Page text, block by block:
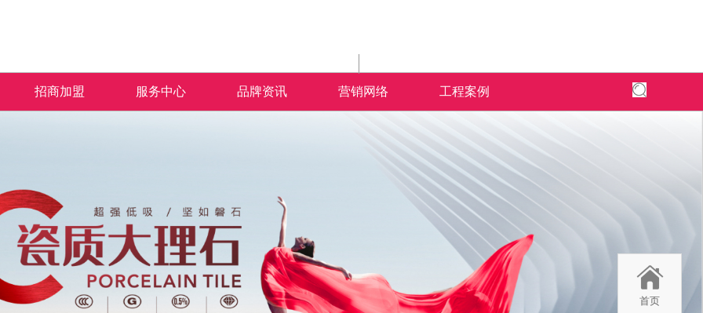
拉杜陶瓷秉承“匠人之心 沉淀于瓷”的品牌
念，以及“百变风格 时尚演绎”的产品理
产品覆盖各种规格的通体大理石、金丝大理
石、生态大理石、双层瓷抛砖、镜面瓷片等上
招商加盟
合作流程
加盟申请
米拉杜陶瓷一直秉承以产品品质为核心,以全
面的服务方式为保障，形成特有的三大售前、
服务中心
经销商专区
人才招聘
热情、全面、快捷，本公司以更加出色的态度
提供优质的服务，赢得了广大客户的高度评价
品牌资讯
米拉杜陶瓷借助于互联网特性来实现一定营销
目标，品牌资讯在整个品牌传播过程中起着举
营销网络
米拉杜陶瓷营销网络遍布全国，为千家万
造了无数个舒适的人居环境。
工程案例
全国工程
全球地标性建筑首
首页